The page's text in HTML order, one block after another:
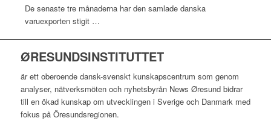
De senaste tre månaderna har den samlade danska
varuexporten stigit …
ØRESUNDSINSTITUTTET
är ett oberoende dansk-svenskt kunskapscentrum som genom
analyser, nätverksmöten och nyhetsbyrån News Øresund bidrar
till en ökad kunskap om utvecklingen i Sverige och Danmark med
fokus på Öresundsregionen.